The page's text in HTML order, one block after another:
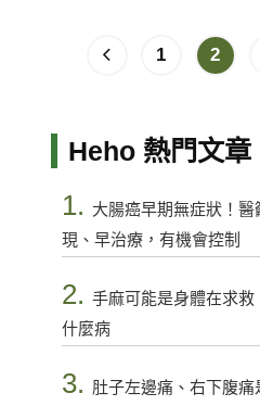
1 2
Heho 熱門文章
1. 大腸癌早期無症狀！
現、早治療，有機會控制
2. 手麻可能是身體在求
什麼病
3. 肚子左邊痛、右下腹